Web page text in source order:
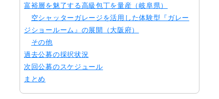
富裕層を魅了する高級包丁を量産（岐阜県）
空シャッターガレージを活用した体験型『ガレー
ジショールーム』の展開（大阪府）
その他
過去公募の採択状況
次回公募のスケジュール
まとめ